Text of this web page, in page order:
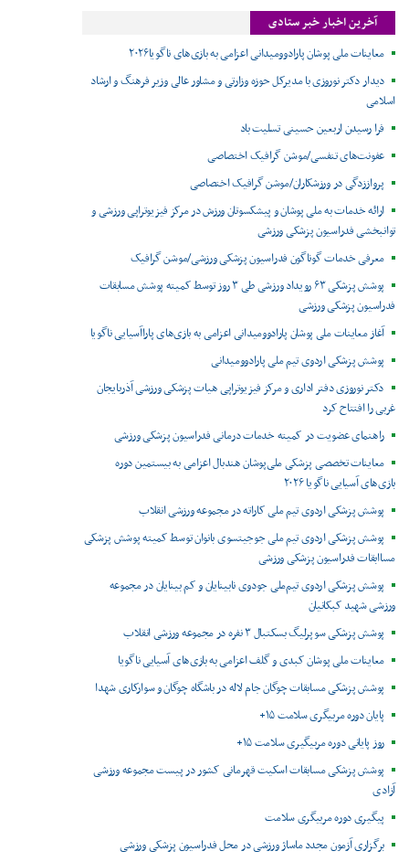
آخرین اخبار خبر ستادی
معاینات ملی پوشان پارادوومیدانی اعزامی به بازی‌های ناگویا۲۰۲۶
دیدار دکتر نوروزی با مدیرکل حوزه وزارتی و مشاور عالی وزیر فرهنگ و ارشاد
اسلامی
فرا رسیدن اربعین حسینی تسلیت باد
عفونت‌های تنفسی/موشن گرافیک اختصاصی
پرواززدگی در ورزشکاران/موشن گرافیک اختصاصی
ارائه خدمات به ملی پوشان و پیشکسوتان ورزش در مرکز فیزیوتراپی ورزشی و
توانبخشی فدراسیون پزشکی ورزشی
معرفی خدمات گوناگون فدراسیون پزشکی ورزشی/موشن گرافیک
پوشش پزشکی ۶۳ رویداد ورزشی طی ۳ روز توسط کمیته پوشش مسابقات
فدراسیون پزشکی ورزشی
آغاز معاینات ملی پوشان پارادوومیدانی اعزامی به بازی‌های پاراآسیایی ناگویا
پوشش پزشکی اردوی تیم ملی پارادوومیدانی
دکتر نوروزی دفتر اداری و مرکز فیزیوتراپی هیات پزشکی ورزشی آذربایجان
غربی را افتتاح کرد
راهنمای عضویت در کمیته خدمات درمانی فدراسیون پزشکی ورزشی
معاینات تخصصی پزشکی ملی‌پوشان هندبال اعزامی به بیستمین دوره
بازی‌های آسیایی ناگویا ۲۰۲۶
پوشش پزشکی اردوی تیم ملی کاراته در مجموعه ورزشی انقلاب
پوشش پزشکی اردوی تیم ملی جوجیتسوی بانوان توسط کمیته پوشش پزشکی
مساابقات فدراسیون پزشکی ورزشی
پوشش پزشکی اردوی تیم‌ملی جودوی نابینایان و کم بینایان در مجموعه
ورزشی شهید کبکانیان
پوشش پزشکی سوپرلیگ بسکتبال ۳ نفره در مجموعه ورزشی انقلاب
معاینات ملی پوشان کبدی و گلف اعزامی به بازی‌های آسیایی ناگویا
پوشش پزشکی مسابقات چوگان جام لاله در باشگاه چوگان و سوارکاری شهدا
پایان دوره مربیگری سلامت ۱۵+
روز پایانی دوره مربیگیری سلامت ۱۵+
پوشش پزشکی مسابقات اسکیت قهرمانی کشور در پیست مجموعه ورزشی
آزادی
پیگیری دوره مربیگری سلامت
برگزاری آزمون مجدد ماساژ ورزشی در محل فدراسیون پزشکی ورزشی